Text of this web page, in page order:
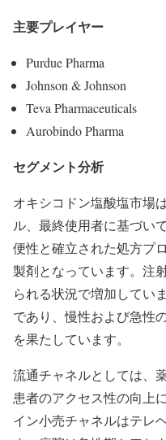
主要プレイヤー
Purdue Pharma
Johnson & Johnson
Teva Pharmaceuticals
Aurobindo Pharma
セグメント分析
オキシコドン塩酸塩市場
ル、最終使用者に基づい
便性と確立された処方プ
製剤となっています。注
られる状況で増加してい
であり、慢性および急性
を果たしています。
流通チャネルとしては、
患者のアクセス性の向上
イン小売チャネルはテレ